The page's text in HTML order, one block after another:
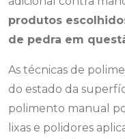
produtos
de pedra em
As técnicas de
do estado da
polimento manual
lixas e polidores